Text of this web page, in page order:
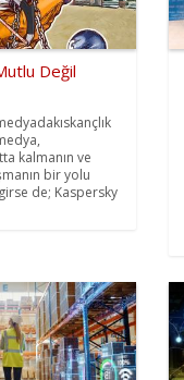
Değil
kalmanın ve
bir yolu
de; Kaspersky